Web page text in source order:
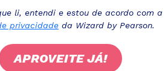
li, entendi e estou de acordo com a
privacidade da Wizard by Pearson.
APROVEITE JÁ!